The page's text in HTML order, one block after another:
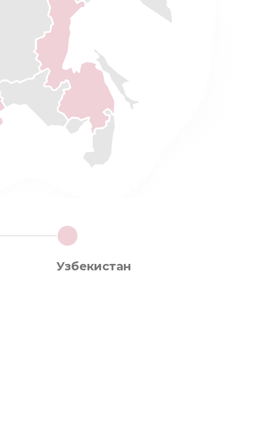
Узбекистан